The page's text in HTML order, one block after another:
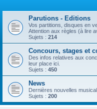
Parutions - Editions
Vos partitions, disques en
Attention aux règles (à lire
Sujets : 214
Concours, stages et
Des infos relatives aux
leur place ici.
Sujets : 450
News
Dernières nouvelles
Sujets : 200